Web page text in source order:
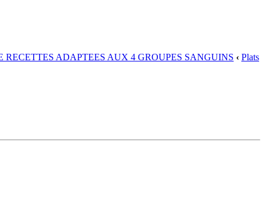
RECETTES ADAPTEES AUX 4 GROUPES SANGUINS ‹ Plats